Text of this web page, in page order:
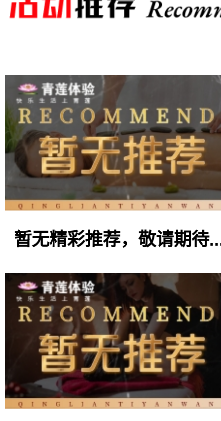
暂无精彩推荐，敬请期待